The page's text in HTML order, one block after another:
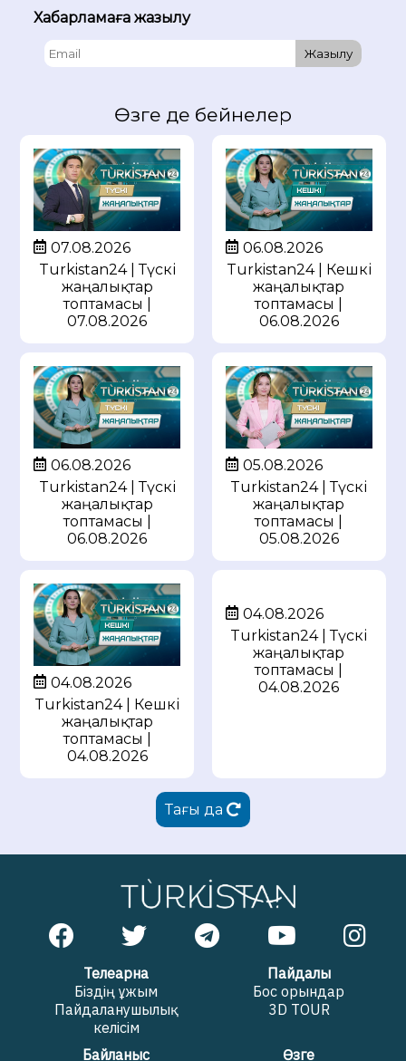
Хабарламаға жазылу
Жазылу
Өзге де бейнелер
07.08.2026
Turkistan24 | Түскі
жаңалықтар
топтамасы |
07.08.2026
06.08.2026
Turkistan24 | Кешкі
жаңалықтар
топтамасы |
06.08.2026
06.08.2026
Turkistan24 | Түскі
жаңалықтар
топтамасы |
06.08.2026
05.08.2026
Turkistan24 | Түскі
жаңалықтар
топтамасы |
05.08.2026
04.08.2026
Turkistan24 | Кешкі
жаңалықтар
топтамасы |
04.08.2026
04.08.2026
Turkistan24 | Түскі
жаңалықтар
топтамасы |
04.08.2026
Тағы да
Телеарна
Біздің ұжым
Пайдаланушылық
келісім
Пайдалы
Бос орындар
3D TOUR
Байланыс Өзге